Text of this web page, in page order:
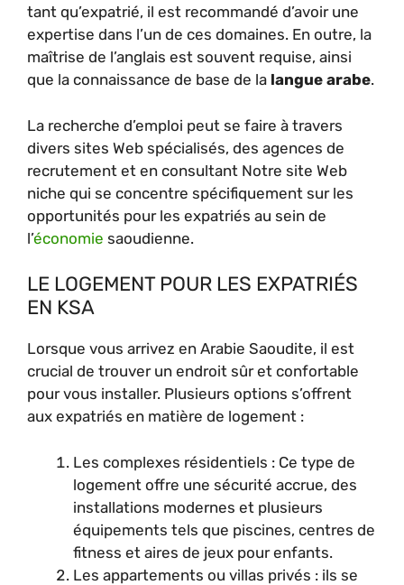
tant qu’expatrié, il est recommandé d’avoir une
expertise dans l’un de ces domaines. En outre, la
maîtrise de l’anglais est souvent requise, ainsi
que la connaissance de base de la langue arabe.
La recherche d’emploi peut se faire à travers
divers sites Web spécialisés, des agences de
recrutement et en consultant Notre site Web
niche qui se concentre spécifiquement sur les
opportunités pour les expatriés au sein de
l’économie saoudienne.
LE LOGEMENT POUR LES EXPATRIÉS
EN KSA
Lorsque vous arrivez en Arabie Saoudite, il est
crucial de trouver un endroit sûr et confortable
pour vous installer. Plusieurs options s’offrent
aux expatriés en matière de logement :
Les complexes résidentiels : Ce type de
logement offre une sécurité accrue, des
installations modernes et plusieurs
équipements tels que piscines, centres de
fitness et aires de jeux pour enfants.
Les appartements ou villas privés : ils se